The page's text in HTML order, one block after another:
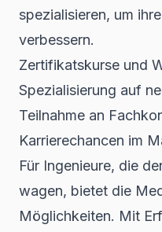
spezialisieren, um
verbessern.
Zertifikatskurse und
Spezialisierung auf
Teilnahme an
Karrierechancen im
Für Ingenieure, die
wagen, bietet die
Möglichkeiten. Mit